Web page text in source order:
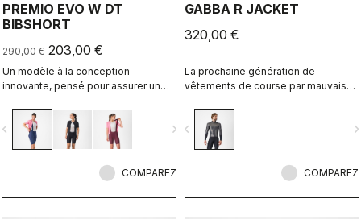
PREMIO EVO W DT
BIBSHORT
290,00 € 203,00 €
Un modèle à la conception
innovante, pensé pour assurer un
distances, ainsi que d’excellentes
propriétés de maintien, de vitesse
et de durabilité.
navigate_next
COMPAREZ
GABBA R JACKET
320,00 €
La prochaine génération de
vêtements de course par mauvais
manches longues Gabba R est la
plus protectrice et la plus
aérodynamique de tous les temps.
navigate_before
COMPAREZ